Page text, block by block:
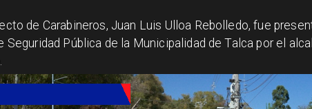
de Carabineros, Juan Luis Ulloa Rebolledo, fue
Seguridad Pública de la Municipalidad de Talca por el